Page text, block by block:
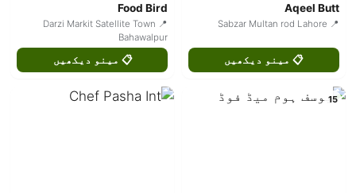
Aqeel Butt
📍 Sabzar Multan rod Lahore
📋 مینو دیکھیں
Food Bird
📍 Darzi Markit Satellite Town
Bahawalpur
📋 مینو دیکھیں
15